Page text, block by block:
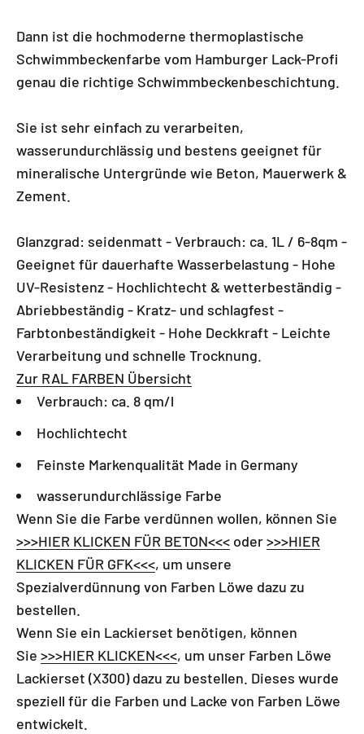
Dann ist die hochmoderne thermoplastische
Schwimmbeckenfarbe vom Hamburger Lack-Profi
genau die richtige Schwimmbeckenbeschichtung.
Sie ist sehr einfach zu verarbeiten,
wasserundurchlässig und bestens geeignet für
mineralische Untergründe wie Beton, Mauerwerk &
Zement.
Glanzgrad: seidenmatt - Verbrauch: ca. 1L / 6-8qm -
Geeignet für dauerhafte Wasserbelastung - Hohe
UV-Resistenz - Hochlichtecht & wetterbeständig -
Abriebbeständig - Kratz- und schlagfest -
Farbtonbeständigkeit - Hohe Deckkraft - Leichte
Verarbeitung und schnelle Trocknung.
Zur RAL FARBEN Übersicht
Verbrauch: ca. 8 qm/l
Hochlichtecht
Feinste Markenqualität Made in Germany
wasserundurchlässige Farbe
Wenn Sie die Farbe verdünnen wollen, können Sie
>>>HIER KLICKEN FÜR BETON<<< oder>>>HIER
KLICKEN FÜR GFK<<<, um unsere
Spezialverdünnung von Farben Löwe dazu zu
bestellen.
Wenn Sie ein Lackierset benötigen, können
Sie >>>HIER KLICKEN<<<, um unser Farben Löwe
Lackierset (X300) dazu zu bestellen. Dieses wurde
speziell für die Farben und Lacke von Farben Löwe
entwickelt.